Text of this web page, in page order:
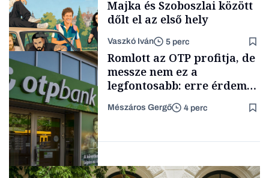
Content Lab HUB
Lista
Majka és Szoboszlai között
dőlt el az első hely
Vaszkó Iván 5 perc
Romlott az OTP profitja, de
messze nem ez a
legfontosabb: erre érdemes
figyelniük a befektetőknek
Mészáros Gergő 4 perc